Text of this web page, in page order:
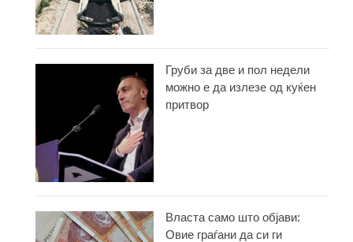
Груби за две и пол недели
можно е да излезе од куќен
притвор
Власта само што објави:
Овие граѓани да си ги